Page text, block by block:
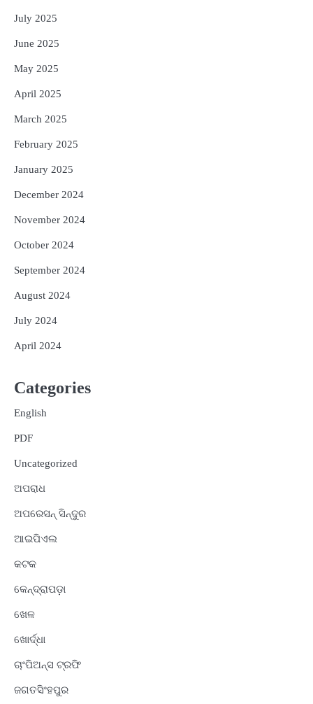
July 2025
June 2025
May 2025
April 2025
March 2025
February 2025
January 2025
December 2024
November 2024
October 2024
September 2024
August 2024
July 2024
April 2024
Categories
English
PDF
Uncategorized
ଅପରାଧ
ଅପରେସନ୍ ସିନ୍ଦୁର
ଆଇପିଏଲ
କଟକ
କେନ୍ଦ୍ରାପଡ଼ା
ଖେଳ
ଖୋର୍ଦ୍ଧା
ଚାଂପିଅନ୍ସ ଟ୍ରଫି
ଜଗତସିଂହପୁର